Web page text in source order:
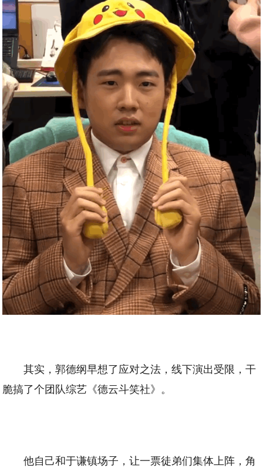
其实，郭德纲早想了应对之法，线下演出受限，干
脆搞了个团队综艺《德云斗笑社》。
他自己和于谦镇场子，让一票徒弟们集体上阵，角